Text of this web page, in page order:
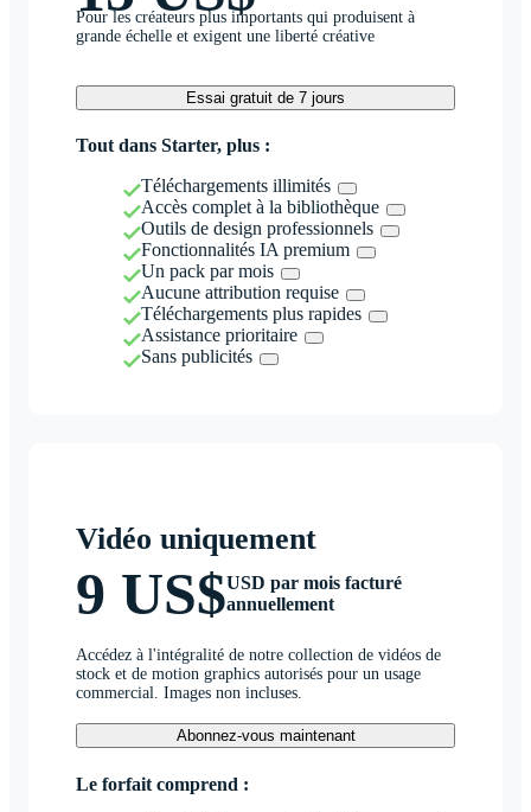
Pour les créateurs plus importants qui produisent à
grande échelle et exigent une liberté créative
Essai gratuit de 7 jours
Tout dans Starter, plus :
Téléchargements illimités
Accès complet à la bibliothèque
Outils de design professionnels
Fonctionnalités IA premium
Un pack par mois
Aucune attribution requise
Téléchargements plus rapides
Assistance prioritaire
Sans publicités
Vidéo uniquement
9 US$USD par mois facturé
annuellement
Accédez à l'intégralité de notre collection de vidéos de
stock et de motion graphics autorisés pour un usage
commercial. Images non incluses.
Abonnez-vous maintenant
Le forfait comprend :